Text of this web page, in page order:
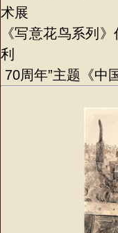
术展
《写意花鸟系列
利
70周年”主题《中